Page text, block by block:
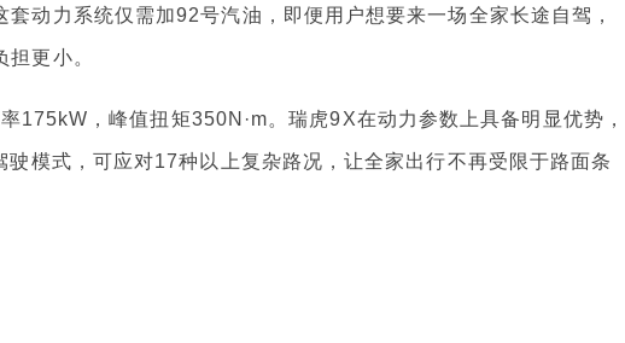
动力系统仅需加92号汽油，即便用户想要来一场全家长途自驾，
更小。
，峰值扭矩350N·m。瑞虎9X在动力参数上具备明显优势，
模式，可应对17种以上复杂路况，让全家出行不再受限于路面条